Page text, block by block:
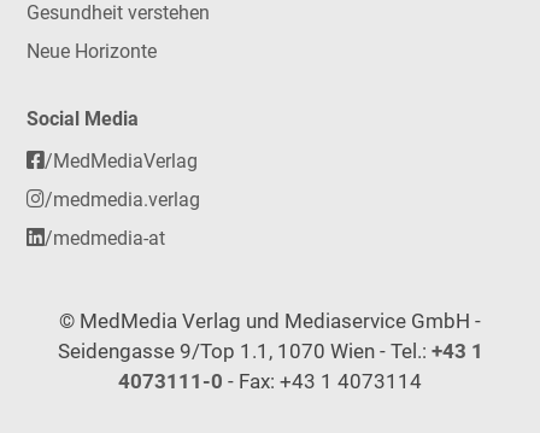
Gesundheit verstehen
Neue Horizonte
Social Media
/MedMediaVerlag
/medmedia.verlag
/medmedia-at
© MedMedia Verlag und Mediaservice GmbH -
Seidengasse 9/Top 1.1, 1070 Wien - Tel.: +43 1
4073111-0 - Fax: +43 1 4073114